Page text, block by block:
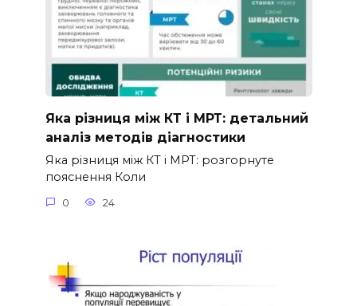
Яка різниця між КТ і МРТ: детальний
аналіз методів діагностики
Яка різниця між КТ і МРТ: розгорнуте
пояснення Коли
0 24